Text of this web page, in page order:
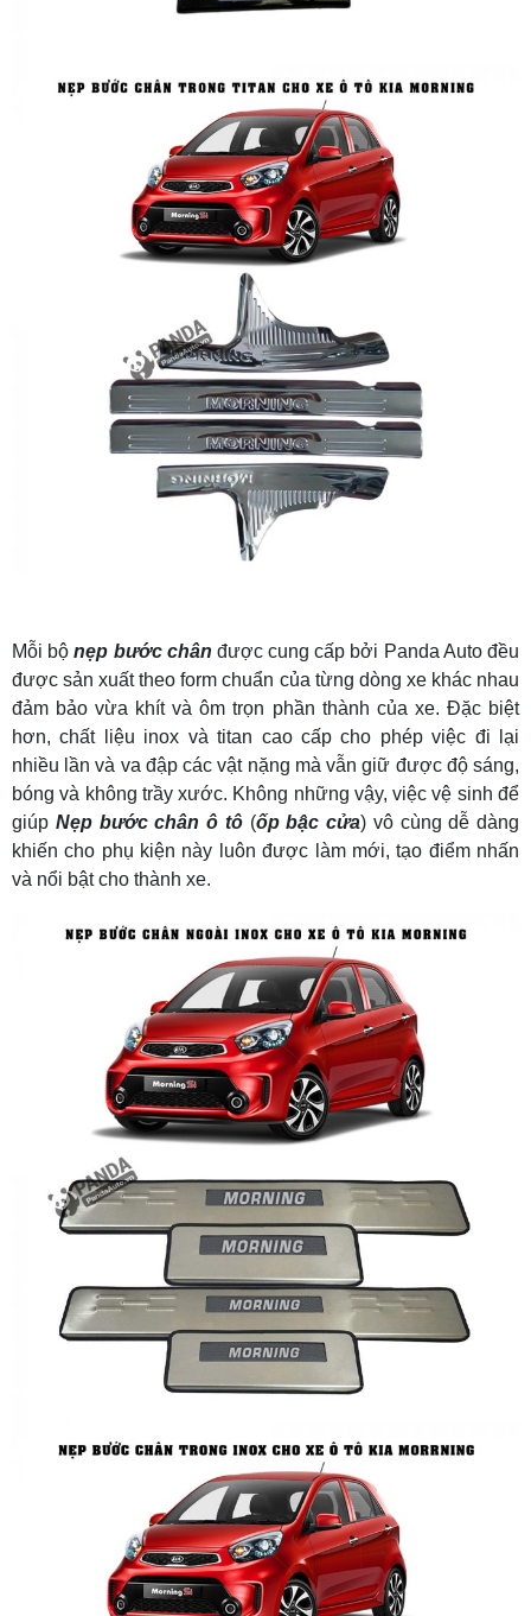
Mỗi bộnẹp bước chân được cung cấp bởi Panda Auto đều
được sản xuất theo form chuẩn của từng dòng xe khác nhau
đảm bảo vừa khít và ôm trọn phần thành của xe. Đặc biệt
hơn, chất liệu inox và titan cao cấp cho phép việc đi lại
nhiều lần và va đập các vật nặng mà vẫn giữ được độ sáng,
bóng và không trầy xước. Không những vậy, việc vệ sinh để
giúp Nẹp bước chân ô tô (ốp bậc cửa) vô cùng dễ dàng
khiến cho phụ kiện này luôn được làm mới, tạo điểm nhấn
và nổi bật cho thành xe.